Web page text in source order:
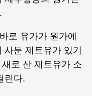
로 유가가 원가에
둔 제트유가 있기
로 산 제트유가 소
린다.